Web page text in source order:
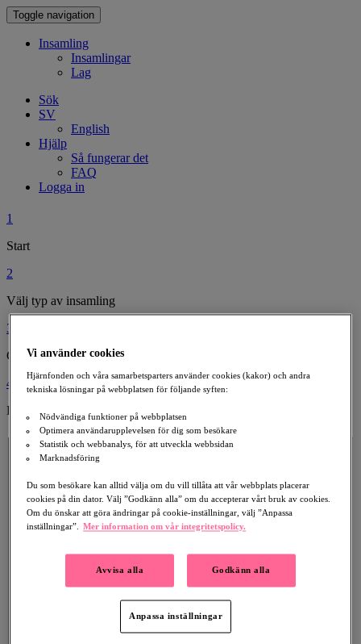
Toggle navigation
Insamling
Insamlingar
Lag
Sök
SV
English
Hjälp
Så fungerar det
FAQ
Logga in
1
Start
2
Välj typ av insamling
3
Gör din insamling personlig
4
Publicera din insamling
Insamlingsdetaljer
Rubrik
Beskrivning
Framhäv din egna personliga berättelse om varför du har startat
en insamling, och försök att besvara följande frågor: Vilket
ändamål samlar du in till och varför är det viktigt för dig? Vad
kommer de insamlade medlen att användas till? Hur kan ditt
Vi använder cookies
Hjärnfonden och våra samarbetsparters använder cookies (kakor) och andra
tekniska lösningar på webbplatsen för följande syften:
Nödvändiga funktioner på webbplatsen
Optimera användarupplevelsen för dig som besökare
Statistik och webbanalys, för att utveckla webbsidan
Marknadsföring
Du som besökare kan alltid välja om du vill tillåta att vår webbplats placerar
cookies på din dator. Välj ”Godkänn alla” om du accepterar vårt bruk av cookies.
Om du önskar att göra ändringar på cookie-inställningar, välj ”Anpassa
inställningar”. Mer information om vår integritetspolicy.
Avvisa alla Godkänn alla
Anpassa inställningar